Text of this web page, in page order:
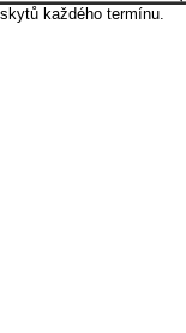
každého termínu.